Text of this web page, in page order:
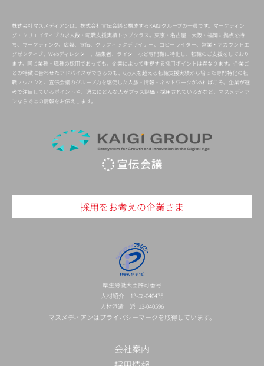
株式会社マスメディアンは、株式会社宣伝会議と構成するKAIGIグループの一員です。マーケティン
グ・クリエイティブの求人数・転職支援実績トップクラス。東京・名古屋・大阪・福岡に拠点を持
ち、マーケティング、広報、宣伝、グラフィックデザイナー、コピーライター、営業・アカウントエ
グゼクティブ、Webディレクター、編集者、ライターなど専門職に特化し、転職のご支援をしており
ます。同じ業種・職種の採用であっても、企業によって重視する採用ポイントは異なります。企業ご
との特徴に合わせたアドバイスができるのも、6万人を超える転職支援実績から培った専門特化の転
職ノウハウと、宣伝会議のグループ力を駆使した人脈・情報・ネットワークがあればこそ。企業が選
考で注目しているポイントや、過去にどんな人がプラス評価・採用されているかなど、マスメディア
ンならではの情報をお伝えします。
採用をお考えの企業さま
厚生労働大臣許可番号
人材紹介 13-ユ-040475
人材派遣 派 13-040596
マスメディアンはプライバシーマークを取得しています。
会社案内